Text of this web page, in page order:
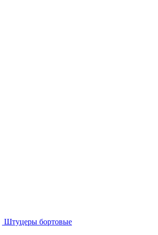
Штуцеры бортовые